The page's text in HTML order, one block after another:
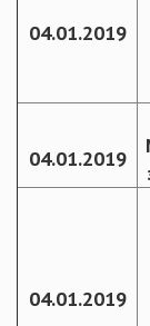
04.01.2019
04.01.2019
04.01.2019